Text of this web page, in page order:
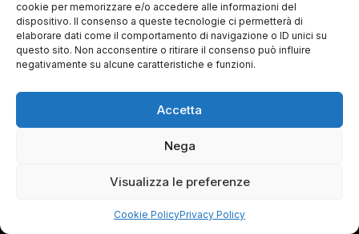
cookie per memorizzare e/o accedere alle informazioni del
dispositivo. Il consenso a queste tecnologie ci permetterà di
elaborare dati come il comportamento di navigazione o ID unici su
questo sito. Non acconsentire o ritirare il consenso può influire
negativamente su alcune caratteristiche e funzioni.
Accetta
Nega
Visualizza le preferenze
Cookie PolicyPrivacy Policy